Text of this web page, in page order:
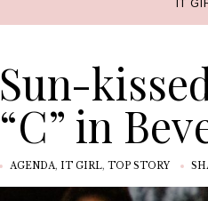
IT
IT
Sun-
“C” in
AGENDA, IT GIRL, TOP STORY